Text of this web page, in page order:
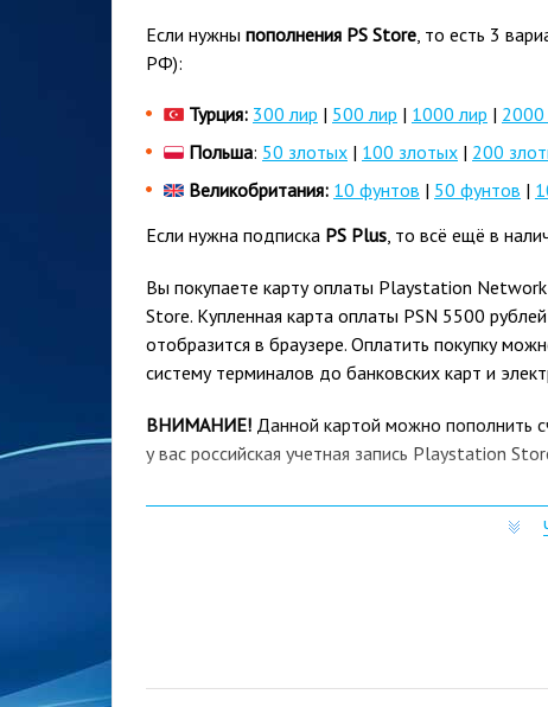
Если нужны пополнения PS Store, то есть 3
РФ):
Турция: 300 лир | 500 лир | 1000 лир | 2000
Польша: 50 злотых | 100 злотых | 200
Великобритания: 10 фунтов | 50 фунтов |
Если нужна подписка PS Plus, то всё ещё в
Вы покупаете карту оплаты Playstation
Store. Купленная карта оплаты PSN 5500
отобразится в браузере. Оплатить покупку
систему терминалов до банковских карт и
ВНИМАНИЕ! Данной картой можно пополнить
у вас российская учетная запись Playstation
Валюта магазина PS Store должна быть
Страной проживания в профиле вашего
Почему купить код погашения